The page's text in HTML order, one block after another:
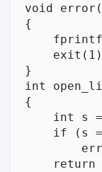
void
{
}
int
{
int s
if (s
return